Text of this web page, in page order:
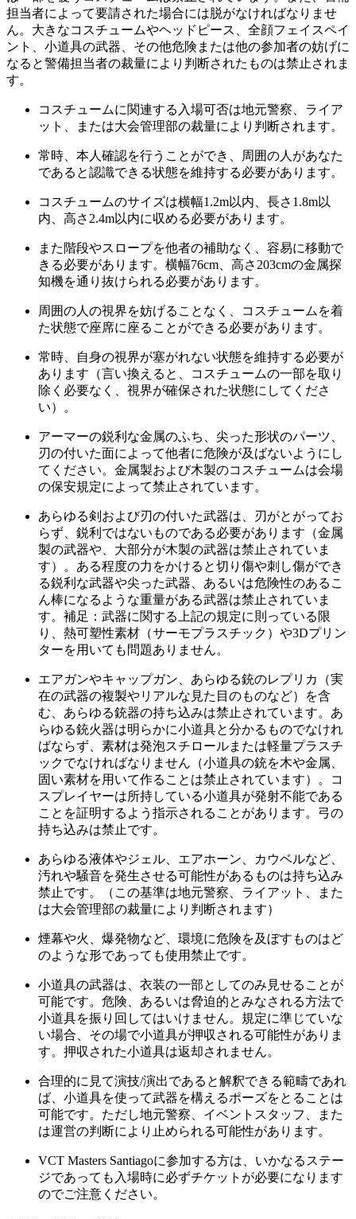
担当者によって要請された場合には脱がなければなりませ
ん。大きなコスチュームやヘッドピース、全顔フェイスペイ
ント、小道具の武器、その他危険または他の参加者の妨げに
なると警備担当者の裁量により判断されたものは禁止されま
す。
コスチュームに関連する入場可否は地元警察、ライア
ット、または大会管理部の裁量により判断されます。
常時、本人確認を行うことができ、周囲の人があなた
であると認識できる状態を維持する必要があります。
コスチュームのサイズは横幅1.2m以内、長さ1.8m以
内、高さ2.4m以内に収める必要があります。
また階段やスロープを他者の補助なく、容易に移動で
きる必要があります。横幅76cm、高さ203cmの金属探
知機を通り抜けられる必要があります。
周囲の人の視界を妨げることなく、コスチュームを着
た状態で座席に座ることができる必要があります。
常時、自身の視界が塞がれない状態を維持する必要が
あります（言い換えると、コスチュームの一部を取り
除く必要なく、視界が確保された状態にしてくださ
い）。
アーマーの鋭利な金属のふち、尖った形状のパーツ、
刃の付いた面によって他者に危険が及ばないようにし
てください。金属製および木製のコスチュームは会場
の保安規定によって禁止されています。
あらゆる剣および刃の付いた武器は、刃がとがってお
らず、鋭利ではないものである必要があります（金属
製の武器や、大部分が木製の武器は禁止されていま
す）。ある程度の力をかけると切り傷や刺し傷ができ
る鋭利な武器や尖った武器、あるいは危険性のあるこ
ん棒になるような重量がある武器は禁止されていま
す。補足：武器に関する上記の規定に則っている限
り、熱可塑性素材（サーモプラスチック）や3Dプリン
ターを用いても問題ありません。
エアガンやキャップガン、あらゆる銃のレプリカ（実
在の武器の複製やリアルな見た目のものなど）を含
む、あらゆる銃器の持ち込みは禁止されています。あ
らゆる銃火器は明らかに小道具と分かるものでなけれ
ばならず、素材は発泡スチロールまたは軽量プラスチ
ックでなければなりません（小道具の銃を木や金属、
固い素材を用いて作ることは禁止されています）。コ
スプレイヤーは所持している小道具が発射不能である
ことを証明するよう指示されることがあります。弓の
持ち込みは禁止です。
あらゆる液体やジェル、エアホーン、カウベルなど、
汚れや騒音を発生させる可能性があるものは持ち込み
禁止です。（この基準は地元警察、ライアット、また
は大会管理部の裁量により判断されます）
煙幕や火、爆発物など、環境に危険を及ぼすものはど
のような形であっても使用禁止です。
小道具の武器は、衣装の一部としてのみ見せることが
可能です。危険、あるいは脅迫的とみなされる方法で
小道具を振り回してはいけません。規定に準じていな
い場合、その場で小道具が押収される可能性がありま
す。押収された小道具は返却されません。
合理的に見て演技/演出であると解釈できる範疇であれ
ば、小道具を使って武器を構えるポーズをとることは
可能です。ただし地元警察、イベントスタッフ、また
は運営の判断により止められる可能性があります。
VCT Masters Santiagoに参加する方は、いかなるステー
ジであっても入場時に必ずチケットが必要になります
のでご注意ください。